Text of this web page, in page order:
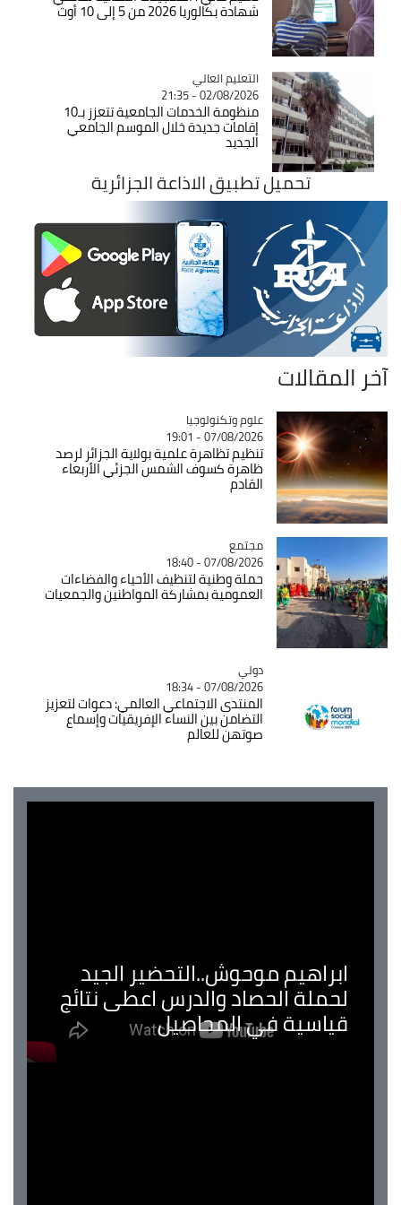
شهادة بكالوريا 2026 من 5 إلى 10 أوت
Catégorie
التعليم العالي
02/08/2026 - 21:35
منظومة الخدمات الجامعية تتعزز بـ10
إقامات جديدة خلال الموسم الجامعي
الجديد
تحميل تطبيق الاذاعة الجزائرية
آخر المقالات
Catégorie
علوم وتكنولوجيا
07/08/2026 - 19:01
تنظيم تظاهرة علمية بولاية الجزائر لرصد
ظاهرة كسوف الشمس الجزئي الأربعاء
القادم
Catégorie
مجتمع
07/08/2026 - 18:40
حملة وطنية لتنظيف الأحياء والفضاءات
العمومية بمشاركة المواطنين والجمعيات
Catégorie
دولي
07/08/2026 - 18:34
المنتدى الاجتماعي العالمي: دعوات لتعزيز
التضامن بين النساء الإفريقيات وإسماع
صوتهن للعالم
ابراهيم موحوش..التحضير الجيد
لحملة الحصاد والدرس اعطى نتائج
قياسية في المحاصيل